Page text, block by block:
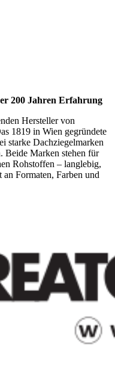
200 Jahren Erfahrung
Hersteller von
1819 in Wien gegründete
starke Dachziegelmarken
Beide Marken stehen für
Rohstoffen – langlebig,
Formaten, Farben und